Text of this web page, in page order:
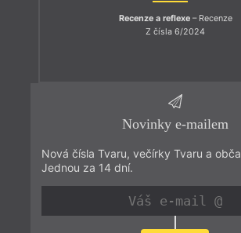
Recenze a reflexe– Recenze
Z čísla 6/2024
Novinky e-mailem
Nová čísla Tvaru, večírky Tvaru a
Jednou za 14 dní.